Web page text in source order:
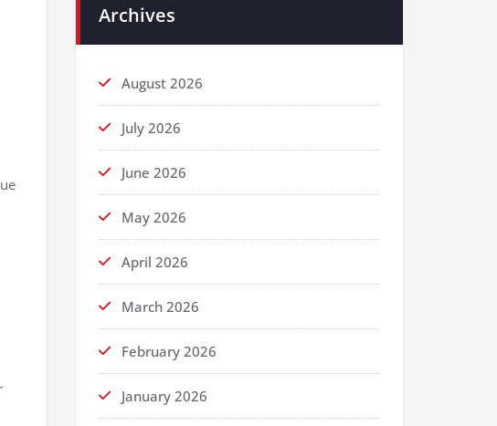
Archives
August 2026
July 2026
June 2026
May 2026
April 2026
March 2026
February 2026
January 2026